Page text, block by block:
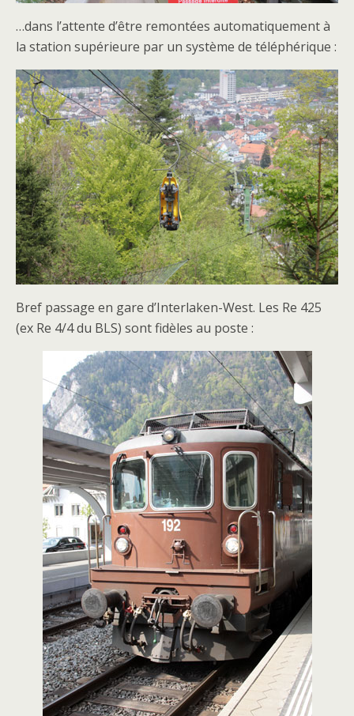
…dans l’attente d’être remontées automatiquement à
la station supérieure par un système de téléphérique :
Bref passage en gare d’Interlaken-West. Les Re 425
(ex Re 4/4 du BLS) sont fidèles au poste :